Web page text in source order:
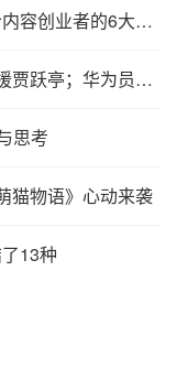
罗振宇：从媒体人到创业者，我们给内容创业者的6大建议
青瓜早报：刘强东等7位大佬公开声援贾跃亭；华为员工抱怨十年也买不起房；特斯拉两周市值蒸发近百亿美元…
思考
猫物语》心动来袭
13种